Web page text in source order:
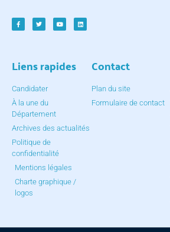
Liens rapides
Candidater
À la une du
Département
Archives des actualités
Politique de
confidentialité
Mentions légales
Charte graphique /
logos
Contact
Plan du site
Formulaire de contact